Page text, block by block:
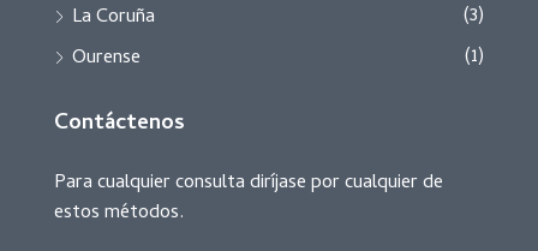
La Coruña
(3)
Ourense
(1)
Contáctenos
Para cualquier consulta diríjase por cualquier de
estos métodos.